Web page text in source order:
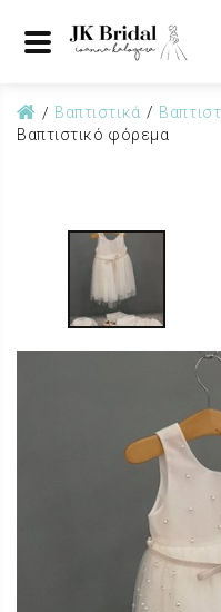
Βαπτιστικά
Βαπτιστικό φόρεμα